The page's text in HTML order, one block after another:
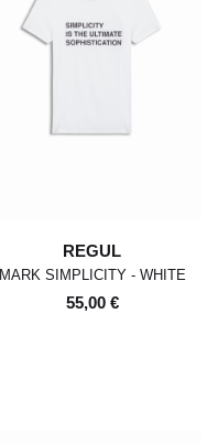
REGUL
MARK SIMPLICITY - WHITE
55,00 €